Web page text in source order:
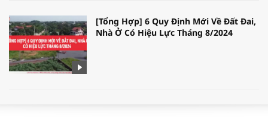
[Tổng Hợp] 6 Quy Định Mới Về Đất Đai,
Nhà Ở Có Hiệu Lực Tháng 8/2024